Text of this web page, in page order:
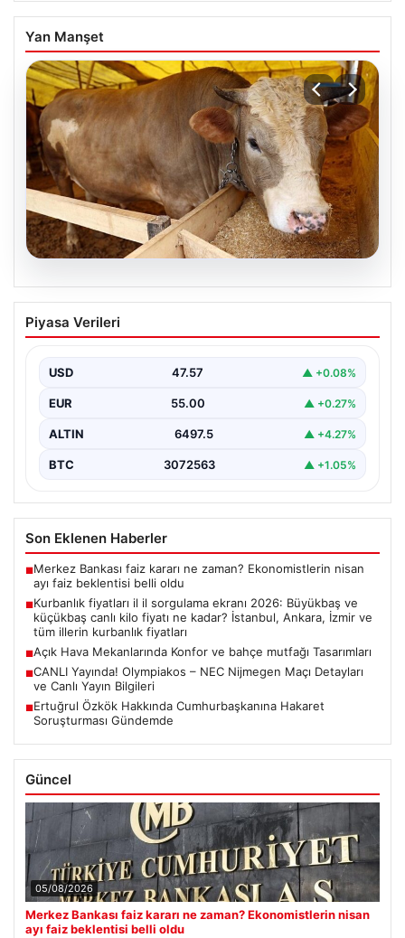
Yan Manşet
05.08.2026
Kurbanlık fiyatları il il sorgulama ekranı
2026: Büyükbaş ve küçükbaş canlı kilo
ve tüm illerin kurbanlık fiyatları
Piyasa Verileri
USD 47.57 ▲ +0.08%
EUR 55.00 ▲ +0.27%
ALTIN 6497.5 ▲ +4.27%
BTC 3072563 ▲ +1.05%
Son Eklenen Haberler
■Merkez Bankası faiz kararı ne zaman? Ekonomistlerin nisan
ayı faiz beklentisi belli oldu
■Kurbanlık fiyatları il il sorgulama ekranı 2026: Büyükbaş ve
küçükbaş canlı kilo fiyatı ne kadar? İstanbul, Ankara, İzmir ve
tüm illerin kurbanlık fiyatları
■Açık Hava Mekanlarında Konfor ve bahçe mutfağı Tasarımları
■CANLI Yayında! Olympiakos – NEC Nijmegen Maçı Detayları
ve Canlı Yayın Bilgileri
■Ertuğrul Özkök Hakkında Cumhurbaşkanına Hakaret
Soruşturması Gündemde
Güncel
05/08/2026
Merkez Bankası faiz kararı ne zaman? Ekonomistlerin nisan
ayı faiz beklentisi belli oldu